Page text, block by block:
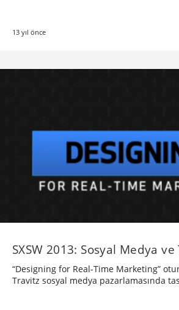
13 yıl önce
SXSW 2013: Sosyal Medya ve
“Designing for Real-Time Marketing”
Travitz sosyal medya pazarlamasında